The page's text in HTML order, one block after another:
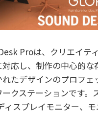
Proは、クリエイテ
応し、制作の中心的な
たデザインのプロフェ
クステーションです。
ィスプレイモニター、